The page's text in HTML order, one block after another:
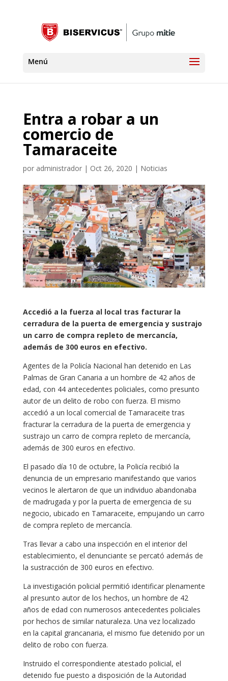
Entra a robar a un
comercio de
Tamaraceite
por administrador| Oct 26, 2020 | Noticias
Accedió a la fuerza al local tras facturar la
cerradura de la puerta de emergencia y sustrajo
un carro de compra repleto de mercancía,
además de 300 euros en efectivo.
Agentes de la Policía Nacional han detenido en Las
Palmas de Gran Canaria a un hombre de 42 años de
edad, con 44 antecedentes policiales, como presunto
autor de un delito de robo con fuerza. El mismo
accedió a un local comercial de Tamaraceite tras
fracturar la cerradura de la puerta de emergencia y
sustrajo un carro de compra repleto de mercancía,
además de 300 euros en efectivo.
El pasado día 10 de octubre, la Policía recibió la
denuncia de un empresario manifestando que varios
vecinos le alertaron de que un individuo abandonaba
de madrugada y por la puerta de emergencia de su
negocio, ubicado en Tamaraceite, empujando un carro
de compra repleto de mercancía.
Tras llevar a cabo una inspección en el interior del
establecimiento, el denunciante se percató además de
la sustracción de 300 euros en efectivo.
La investigación policial permitió identificar plenamente
al presunto autor de los hechos, un hombre de 42
años de edad con numerosos antecedentes policiales
por hechos de similar naturaleza. Una vez localizado
en la capital grancanaria, el mismo fue detenido por un
delito de robo con fuerza.
Instruido el correspondiente atestado policial, el
detenido fue puesto a disposición de la Autoridad